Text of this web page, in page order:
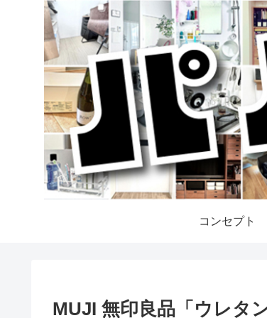
コンセプト
MUJI 無印良品「ウレタ